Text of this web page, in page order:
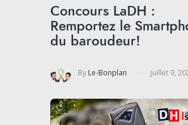
Concours LaDH :
Remportez le
du baroudeur!
By Le-Bonplan juillet 9,